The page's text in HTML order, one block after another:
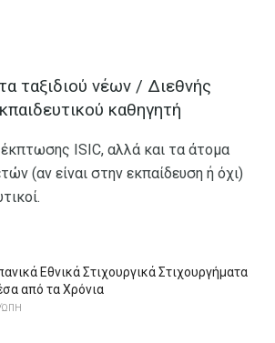
ταξιδιού νέων / Διεθνής
καθηγητή
ISIC, αλλά και τα άτομα
(αν είναι στην εκπαίδευση ή όχι)
Εθνικά Στιχουργικά Στιχουργήματα
από τα Χρόνια